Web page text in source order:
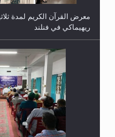
معرض القرآن الكريم لمدة
ريهيماكي في فنلند